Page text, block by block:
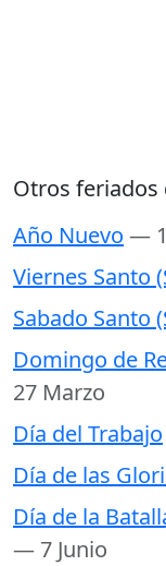
Otros feriados
Año Nuevo —
Viernes Santo
Sabado Santo
Domingo de
27 Marzo
Día del Trabajo
Día de las
Día de la
— 7 Junio